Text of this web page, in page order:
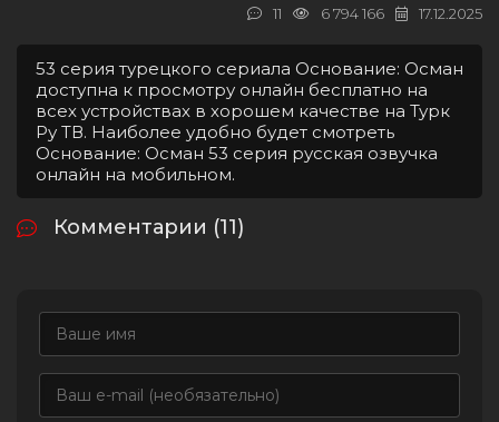
17.12.2025
6 794 166
11
53 серия турецкого сериала Основание: Осман
доступна к просмотру онлайн бесплатно на
всех устройствах в хорошем качестве на Турк
Ру ТВ. Наиболее удобно будет смотреть
Основание: Осман 53 серия русская озвучка
онлайн на мобильном.
Комментарии (11)